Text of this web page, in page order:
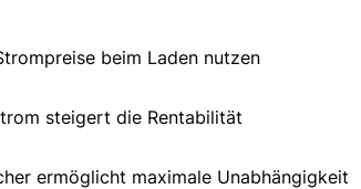
beim Laden nutzen
steigert die Rentabilität
ermöglicht maximale Unabhängigkeit